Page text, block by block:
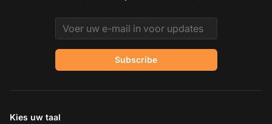
Email address
Subscribe
Kies uw taal